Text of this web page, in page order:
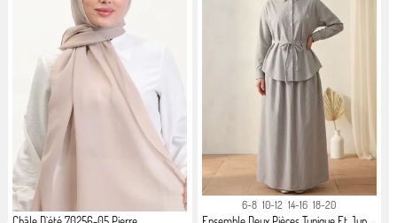
6-8 10-12 14-16 18-20